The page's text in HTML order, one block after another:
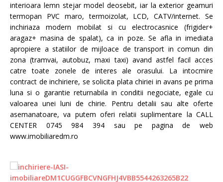
interioara lemn stejar model deosebit, iar la exterior geamuri
termopan PVC maro, termoizolat, LCD, CATV/internet. Se
inchiriaza modern mobilat si cu electrocasnice (frigider+
aragaz+ masina de spalat), ca in poze. Se afla in imediata
apropiere a statiilor de mijloace de transport in comun din
zona (tramvai, autobuz, maxi taxi) avand astfel facil acces
catre toate zonele de interes ale orasului. La intocmire
contract de inchiriere, se solicita plata chiriei in avans pe prima
luna si o garantie returnabila in conditii negociate, egale cu
valoarea unei luni de chirie. Pentru detalii sau alte oferte
asemanatoare, va putem oferi relatii suplimentare la CALL
CENTER 0745 984 394 sau pe pagina de web
www.imobiliaredm.ro